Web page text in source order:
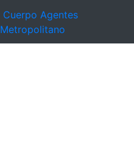
Cuerpo Agentes
Metropolitano